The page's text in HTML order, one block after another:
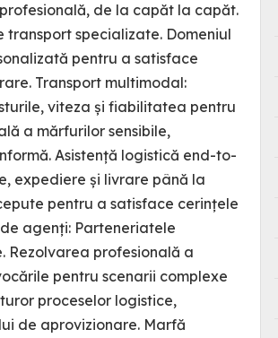
de la capăt la capăt.
specializate. Domeniul
pentru a satisface
Transport multimodal:
viteza și fiabilitatea pentru
a mărfurilor sensibile,
Asistență logistică end-to-
expediere și livrare până la
pentru a satisface cerințele
agenți: Parteneriatele
Rezolvarea profesională a
pentru scenarii complexe
proceselor logistice,
de aprovizionare. Marfă